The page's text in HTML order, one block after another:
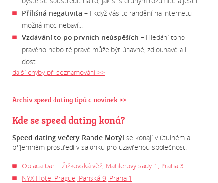
Přílišná negativita – I když Vás to randění na internetu
možná moc nebaví...
Vzdávání to po prvních neúspěších – Hledání toho
pravého nebo té pravé může být únavné, zdlouhavé a i
dosti...
další chyby při seznamování >>
Archiv speed dating tipů a novinek >>
Kde se speed dating koná?
Speed dating večery Rande Motýl se konají v útulném a
příjemném prostředí v salonku pro uzavřenou společnost.
Oblaca bar – Žižkovská věž, Mahlerovy sady 1, Praha 3
NYX Hotel Prague, Panská 9, Praha 1